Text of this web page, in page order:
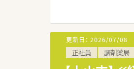
かみ
処方
して勤
＼スキ
勉強会
に取り
更新日： 2026/07/08
正社員 調剤薬局